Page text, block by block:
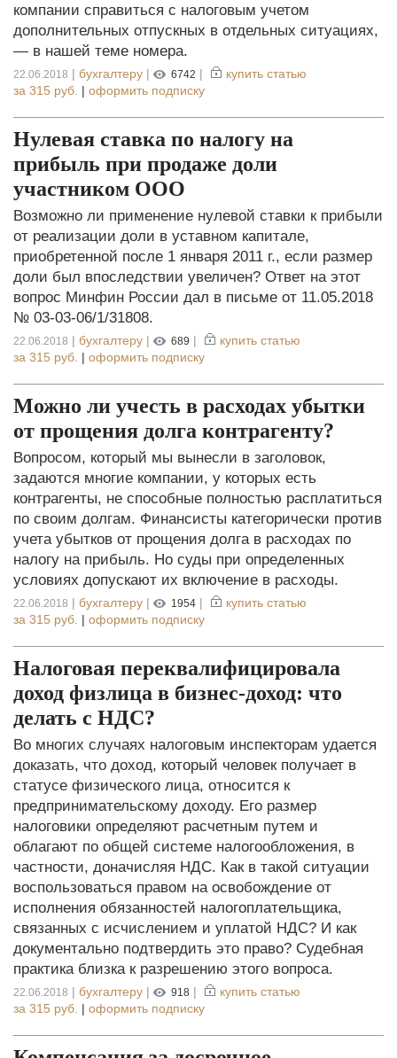
компании справиться с налоговым учетом
дополнительных отпускных в отдельных ситуациях,
— в нашей теме номера.
22.06.2018 | бухгалтеру | 6742 |
купить статью
за 315 руб. | оформить подписку
Нулевая ставка по налогу на
прибыль при продаже доли
участником ООО
Возможно ли применение нулевой ставки к прибыли
от реализации доли в уставном капитале,
приобретенной после 1 января 2011 г., если размер
доли был впоследствии увеличен? Ответ на этот
вопрос Минфин России дал в письме от 11.05.2018
№ 03-03-06/1/31808.
22.06.2018 | бухгалтеру | 689 |
купить статью
за 315 руб. | оформить подписку
Можно ли учесть в расходах убытки
от прощения долга контрагенту?
Вопросом, который мы вынесли в заголовок,
задаются многие компании, у которых есть
контрагенты, не способные полностью расплатиться
по своим долгам. Финансисты категорически против
учета убытков от прощения долга в расходах по
налогу на прибыль. Но суды при определенных
условиях допускают их включение в расходы.
22.06.2018 | бухгалтеру | 1954 |
купить статью
за 315 руб. | оформить подписку
Налоговая переквалифицировала
доход физлица в бизнес-доход: что
делать с НДС?
Во многих случаях налоговым инспекторам удается
доказать, что доход, который человек получает в
статусе физического лица, относится к
предпринимательскому доходу. Его размер
налоговики определяют расчетным путем и
облагают по общей системе налогообложения, в
частности, доначисляя НДС. Как в такой ситуации
воспользоваться правом на освобождение от
исполнения обязанностей налогоплательщика,
связанных с исчислением и уплатой НДС? И как
документально подтвердить это право? Судебная
практика близка к разрешению этого вопроса.
22.06.2018 | бухгалтеру | 918 |
купить статью
за 315 руб. | оформить подписку